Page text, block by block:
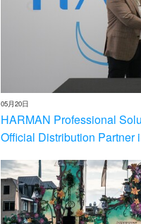
05月20日
HARMAN Professional
Official Distribution Partner